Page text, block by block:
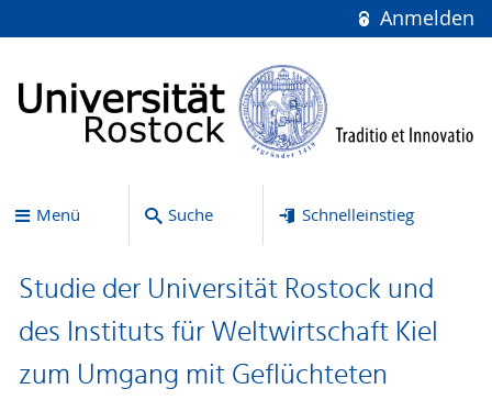
Anmelden
Menü Suche Schnelleinstieg
Studie der Universität Rostock und
des Instituts für Weltwirtschaft Kiel
zum Umgang mit Geflüchteten